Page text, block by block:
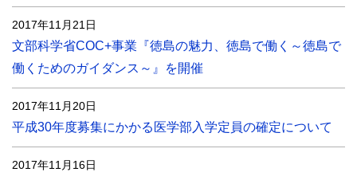
2017年11月21日
文部科学省COC+事業『徳島の魅力、徳島で働く～徳島で
働くためのガイダンス～』を開催
2017年11月20日
平成30年度募集にかかる医学部入学定員の確定について
2017年11月16日